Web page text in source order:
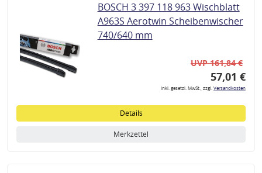
BOSCH 3 397 118 963 Wischblatt
A963S Aerotwin Scheibenwischer
740/640 mm
UVP 161,84 €
57,01 €
inkl. gesetzl. MwSt., zzgl.Versandkosten
Details
Merkzettel